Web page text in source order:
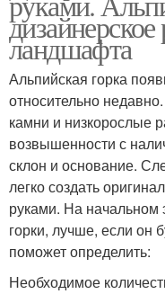
ландшафта
Альпийская горка
относительно
камни и низкорослые
возвышенности с
склон и основание.
легко создать
руками. На начальном
горки, лучше, если он
поможет определить:
Необходимое